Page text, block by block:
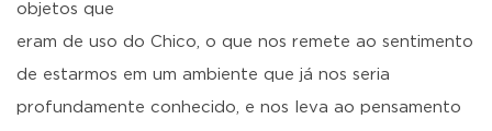
objetos que
eram de uso do Chico, o que nos remete ao sentimento
de estarmos em um ambiente que já nos seria
profundamente conhecido, e nos leva ao pensamento